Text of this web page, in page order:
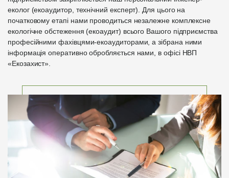
еколог (екоаудитор, технічний експерт). Для цього на
початковому етапі нами проводиться незалежне комплексне
екологічне обстеження (екоаудит) всього Вашого підприємства
професійними фахівцями-екоаудиторами, а зібрана ними
інформація оперативно обробляється нами, в офісі НВП
«Екозахист».